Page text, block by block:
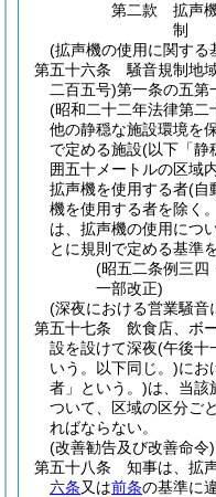
第二款
拡声
制
(拡声機の使用に関する
第五十六条
騒音規制地
二百五号)第一条の五第
(昭和二十二年法律第二
他の静穏な施設環境を
で定める施設(以下「静
囲五十メートルの区域
拡声機を使用する者(自
機を使用する者を除く
は、拡声機の使用につ
とに規則で定める基準
(昭五二条例三四
一部改正)
(深夜における営業騒音
第五十七条
飲食店、ボ
設を設けて深夜(午後十
いう。以下同じ。)にお
者」という。)は、当該
ついて、区域の区分ご
ればならない。
(改善勧告及び改善命令)
第五十八条
知事は、拡
六条又は前条の基準に